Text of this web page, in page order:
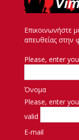
Επικοινωνήστε
απευθείας στην
Please, enter
Όνομα
Please, enter
valid
E-mail